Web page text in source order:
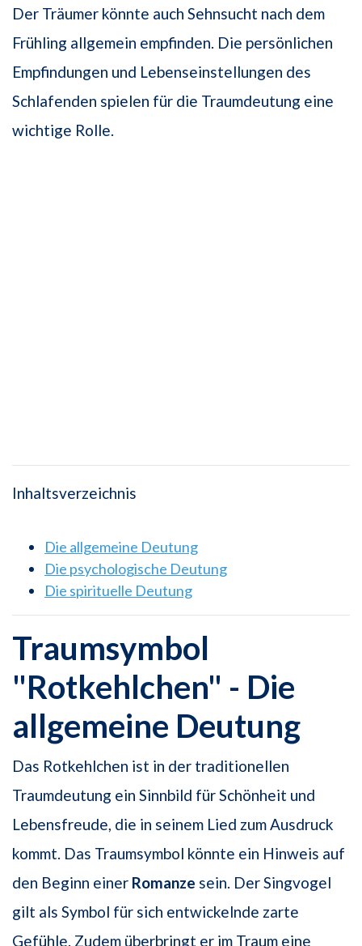
Der Träumer könnte auch Sehnsucht nach dem
Frühling allgemein empfinden. Die persönlichen
Empfindungen und Lebenseinstellungen des
Schlafenden spielen für die Traumdeutung eine
wichtige Rolle.
Inhaltsverzeichnis
Die allgemeine Deutung
Die psychologische Deutung
Die spirituelle Deutung
Traumsymbol
"Rotkehlchen" - Die
allgemeine Deutung
Das Rotkehlchen ist in der traditionellen
Traumdeutung ein Sinnbild für Schönheit und
Lebensfreude, die in seinem Lied zum Ausdruck
kommt. Das Traumsymbol könnte ein Hinweis auf
den Beginn einer Romanze sein. Der Singvogel
gilt als Symbol für sich entwickelnde zarte
Gefühle. Zudem überbringt er im Traum eine